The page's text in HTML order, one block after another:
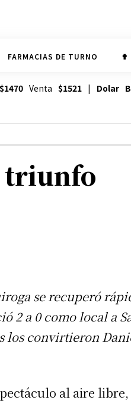
FARMACIAS DE TURNO ✟
$1470Venta $1521| Dolar
triunfo
se recuperó
2 a 0 como local a
los convirtieron
al aire